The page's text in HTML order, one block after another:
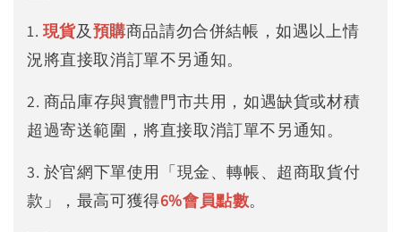
1. 現貨及預購商品請勿合併結帳，如遇以上情
況將直接取消訂單不另通知。
2. 商品庫存與實體門市共用，如遇缺貨或材積
超過寄送範圍，將直接取消訂單不另通知。
3. 於官網下單使用「現金、轉帳、超商取貨付
款」，最高可獲得6%會員點數。